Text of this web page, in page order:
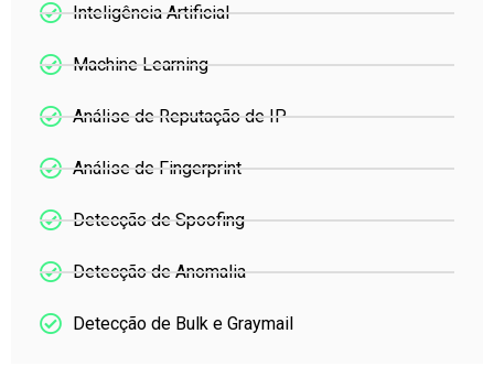
Inteligência Artificial
Machine Learning
Análise de Reputação de IP
Análise de Fingerprint
Detecção de Spoofing
Detecção de Anomalia
Detecção de Bulk e Graymail